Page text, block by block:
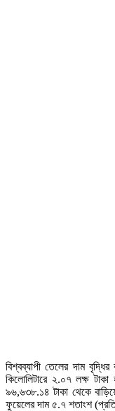
বিশ্বব্যাপী তেলের দাম
কিলোলিটারে ২.০৭ লক্ষ
৯৬,৬৩৮.১৪ টাকা থেকে
ফুয়েলের দাম ৫.৭ শতাংশ